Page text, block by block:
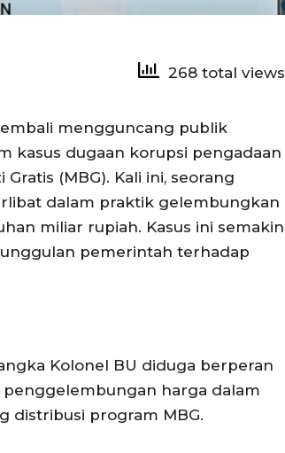
268 total views
mengguncang publik
kasus dugaan korupsi pengadaan
(MBG). Kali ini, seorang
dalam praktik gelembungkan
miliar rupiah. Kasus ini semakin
pemerintah terhadap
Kolonel BU diduga berperan
penggelembungan harga dalam
distribusi program MBG.